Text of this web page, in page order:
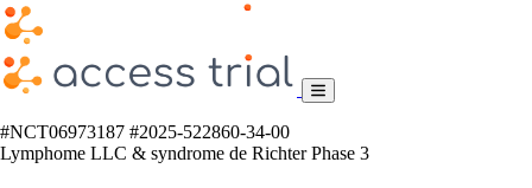
#NCT06973187 #2025-522860-34-00
Lymphome LLC & syndrome de RichterPhase 3